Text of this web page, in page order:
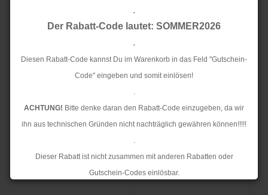
.
Der Rabatt-Code lautet: SOMMER2026
.
Diesen Rabatt-Code kannst Du im Warenkorb in das Feld "Gutschein-
Code" eingeben und somit einlösen!
.
ACHTUNG! Bitte denke daran den Rabatt-Code einzugeben, da wir
ihn aus technischen Gründen nicht nachträglich gewähren können!!!!!
.
Dieser Rabatt ist nicht zusammen mit anderen Rabatten oder
Gutschein-Codes einlösbar.
Etui - Leo -
Acid Leo - Rico
7,90 €
7,90 € pro Stück
Shopper - Acid Leo -
41x55x19cm
25,90 €
25,90 € pro Stück